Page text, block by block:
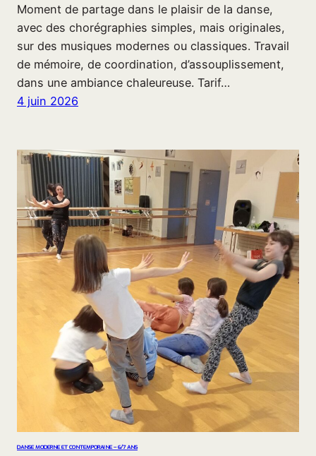
Moment de partage dans le plaisir de la danse,
avec des chorégraphies simples, mais originales,
sur des musiques modernes ou classiques. Travail
de mémoire, de coordination, d’assouplissement,
dans une ambiance chaleureuse. Tarif…
4 juin 2026
DANSE MODERNE ET CONTEMPORAINE – 6/7 ANS